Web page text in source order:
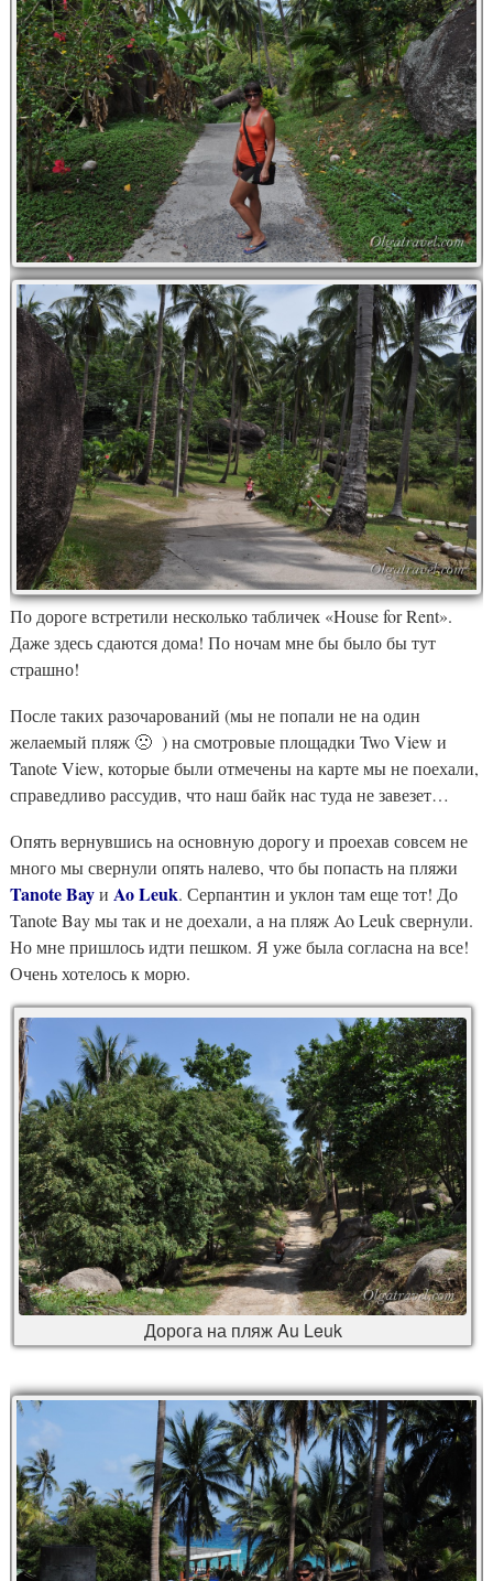
По дороге встретили несколько табличек «House for Rent».
Даже здесь сдаются дома! По ночам мне бы было бы тут
страшно!
После таких разочарований (мы не попали не на один
желаемый пляж 🙁 ) на смотровые площадки Two View и
Tanote View, которые были отмечены на карте мы не поехали,
справедливо рассудив, что наш байк нас туда не завезет…
Опять вернувшись на основную дорогу и проехав совсем не
много мы свернули опять налево, что бы попасть на пляжи
Tanote Bayи Ao Leuk. Серпантин и уклон там еще тот! До
Tanote Bay мы так и не доехали, а на пляж Ao Leuk свернули.
Но мне пришлось идти пешком. Я уже была согласна на все!
Очень хотелось к морю.
Дорога на пляж Au Leuk